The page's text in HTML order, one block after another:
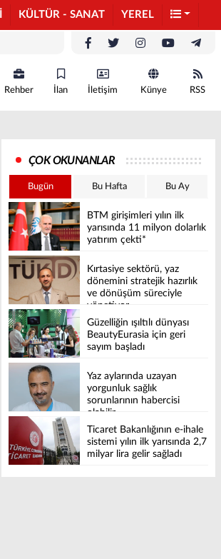
KÜLTÜR - SANAT YEREL
Rehber İlan İletişim Künye RSS
ÇOK OKUNANLAR
Bugün Bu Hafta Bu Ay
BTM girişimleri yılın ilk
yarısında 11 milyon dolarlık
yatırım çekti*
Kırtasiye sektörü, yaz
dönemini stratejik hazırlık
ve dönüşüm süreciyle
yönetiyor
Güzelliğin ışıltılı dünyası
BeautyEurasia için geri
sayım başladı
Yaz aylarında uzayan
yorgunluk sağlık
sorunlarının habercisi
olabilir
Ticaret Bakanlığının e-ihale
sistemi yılın ilk yarısında 2,7
milyar lira gelir sağladı